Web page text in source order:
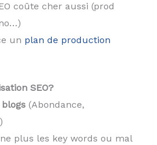
coûte cher aussi (prod
un plan de production
SEO?
(Abondance,
plus les key words ou mal